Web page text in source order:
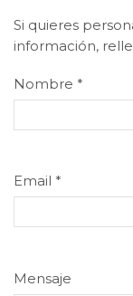
Si quieres
información,
Nombre *
Email *
Mensaje